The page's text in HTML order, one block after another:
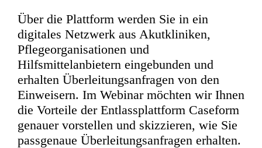
Über die Plattform werden Sie in ein
digitales Netzwerk aus Akutkliniken,
Pflegeorganisationen und
Hilfsmittelanbietern eingebunden und
erhalten Überleitungsanfragen von den
Einweisern. Im Webinar möchten wir Ihnen
die Vorteile der Entlassplattform Caseform
genauer vorstellen und skizzieren, wie Sie
passgenaue Überleitungsanfragen erhalten.